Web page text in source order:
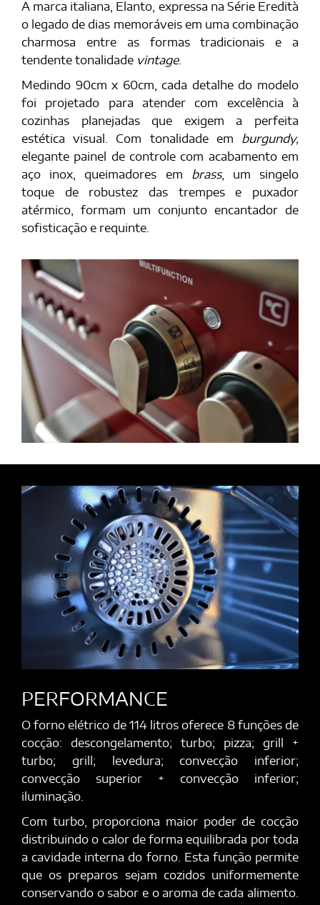
A marca italiana, Elanto, expressa na Série Eredità
o legado de dias memoráveis em uma combinação
charmosa entre as formas
tradicionais e a
tendente tonalidade vintage.
Medindo 90cm x 60cm, cada detalhe do modelo
foi projetado para atender com excelência à
cozinhas planejadas que exigem a perfeita
estética visual. Com tonalidade em burgundy,
elegante painel de controle com acabamento em
aço inox, queimadores em brass, um singelo
toque de robustez das trempes e puxador
atérmico, formam um conjunto encantador de
sofisticação e requinte.
PERFORMANCE
O forno elétrico de 114 litros oferece 8 funções de
cocção: descongelamento; turbo; pizza; grill +
turbo; grill; levedura; convecção inferior;
convecção superior + convecção inferior;
iluminação.
Com turbo, proporciona maior poder de cocção
distribuindo o calor de forma equilibrada por toda
a cavidade interna do forno. Esta função permite
que os preparos sejam cozidos uniformemente
conservando o sabor e o aroma de cada alimento.